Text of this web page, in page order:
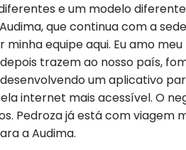
e um modelo
que continua com a
minha equipe aqui. Eu amo
trazem ao nosso país,
um aplicativo
internet mais acessível. O
Pedroza já está com
a Audima.